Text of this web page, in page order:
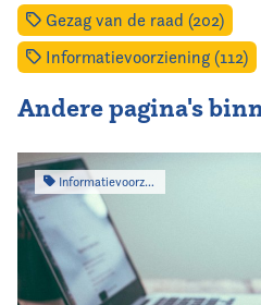
Gezag van de raad (202)
Informatievoorziening (112)
Andere pagina's
Informatievoorziening